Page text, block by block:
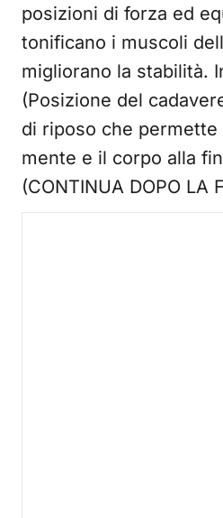
posizioni di forza ed
tonificano i muscoli
migliorano la stabilità.
(Posizione del
di riposo che permette
mente e il corpo alla
(CONTINUA DOPO LA